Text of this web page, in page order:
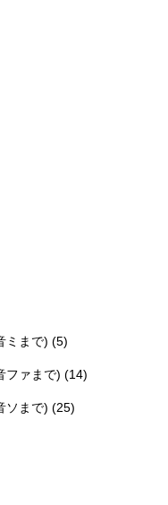
ミまで) (5)
ファまで) (14)
ソまで) (25)